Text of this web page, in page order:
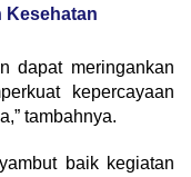
Kesehatan
dapat meringankan
kepercayaan
tambahnya.
baik kegiatan